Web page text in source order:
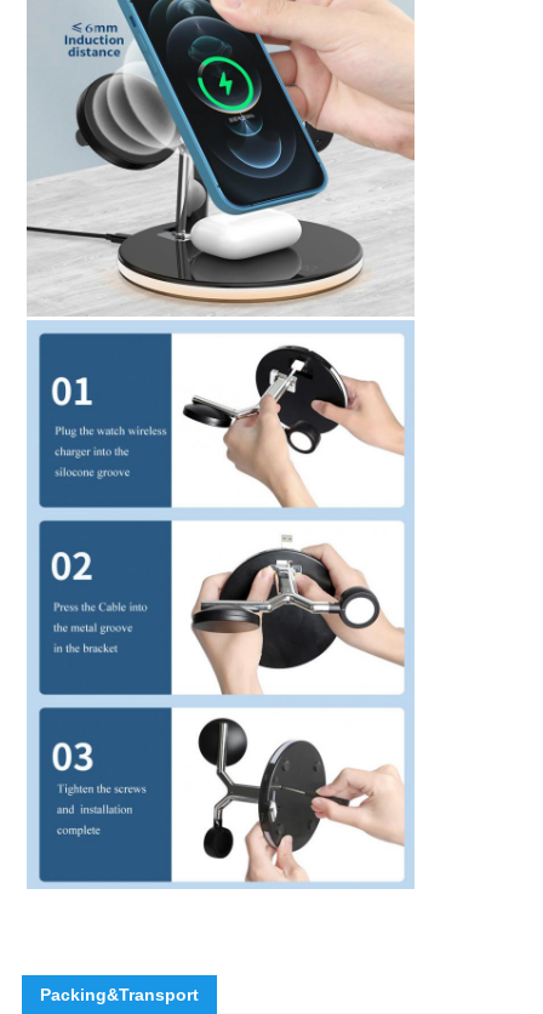
Packing&Transport